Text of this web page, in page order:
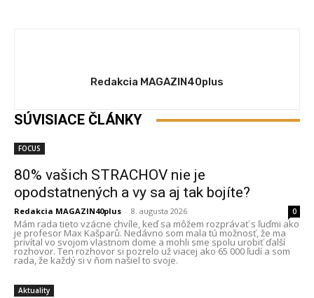
Redakcia MAGAZIN40plus
SÚVISIACE ČLÁNKY
FOCUS
80% vašich STRACHOV nie je
opodstatnených a vy sa aj tak bojíte?
Redakcia MAGAZIN40plus - 8. augusta 2026 0
Mám rada tieto vzácne chvíle, keď sa môžem rozprávať s ľuďmi ako
je profesor Max Kašparů. Nedávno som mala tú možnosť, že ma
privítal vo svojom vlastnom dome a mohli sme spolu urobiť ďalší
rozhovor. Ten rozhovor si pozrelo už viacej ako 65 000 ľudí a som
rada, že každý si v ňom našiel to svoje.
Aktuality